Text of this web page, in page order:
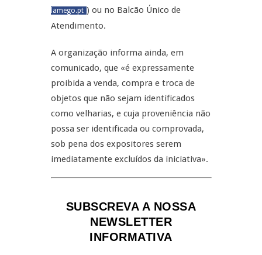
lamego.pt ) ou no Balcão Único de
Atendimento.
A organização informa ainda, em
comunicado, que «é expressamente
proibida a venda, compra e troca de
objetos que não sejam identificados
como velharias, e cuja proveniência não
possa ser identificada ou comprovada,
sob pena dos expositores serem
imediatamente excluídos da iniciativa».
SUBSCREVA A NOSSA
NEWSLETTER
INFORMATIVA